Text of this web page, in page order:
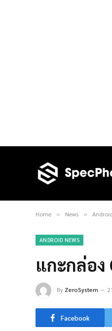
Home » News »
ANDROID NEWS
แกะกล่อง
By ZeroSystem
Facebook